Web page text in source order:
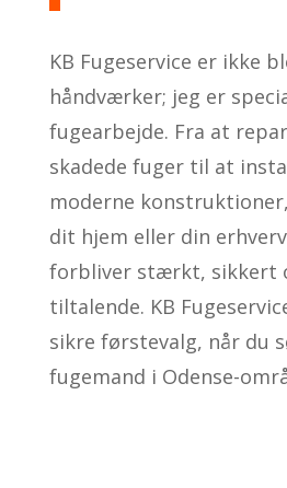
KB Fugeservice er ikke
håndværker; jeg er
fugearbejde. Fra at
skadede fuger til at
moderne
dit hjem eller din
forbliver stærkt, sikkert
tiltalende. KB
sikre førstevalg, når du
fugemand i Odense-